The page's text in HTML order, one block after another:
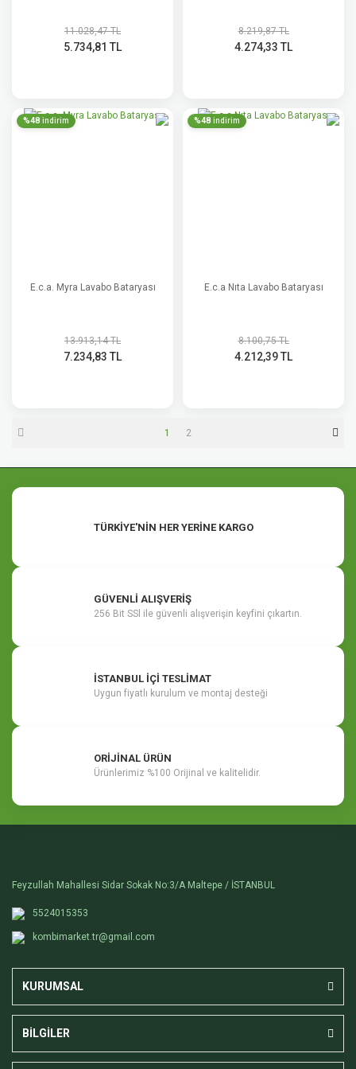
11.028,47 TL
5.734,81 TL
8.219,87 TL
4.274,33 TL
%48 indirim
E.c.a. Myra Lavabo Bataryası
13.913,14 TL
7.234,83 TL
%48 indirim
E.c.a Nıta Lavabo Bataryası
8.100,75 TL
4.212,39 TL
1 2
TÜRKİYE'NİN HER YERİNE KARGO
GÜVENLİ ALIŞVERİŞ
256 Bit SSl ile güvenli alışverişin keyfini çıkartın.
İSTANBUL İÇİ TESLİMAT
Uygun fiyatlı kurulum ve montaj desteği
ORİJİNAL ÜRÜN
Ürünlerimiz %100 Orijinal ve kalitelidir.
Feyzullah Mahallesi Sidar Sokak No:3/A Maltepe / İSTANBUL
5524015353
kombimarket.tr@gmail.com
KURUMSAL
BİLGİLER